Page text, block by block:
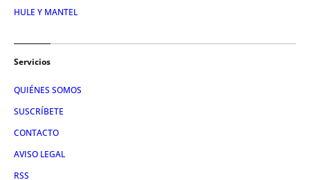
HULE Y MANTEL
Servicios
QUIÉNES SOMOS
SUSCRÍBETE
CONTACTO
AVISO LEGAL
RSS